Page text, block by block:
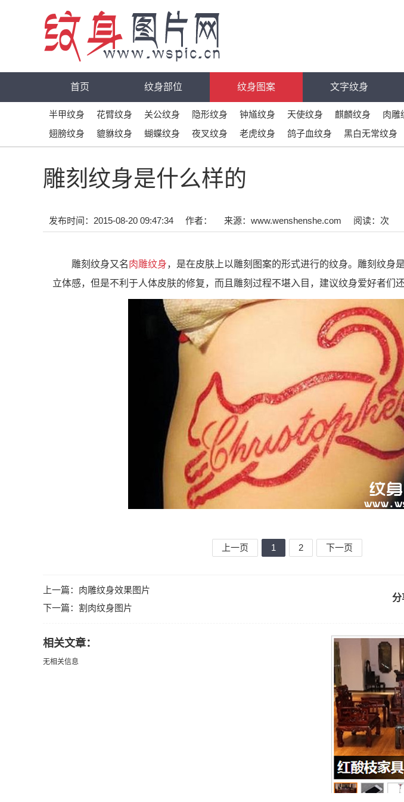
首页 纹身部位 纹身图案 文字纹身
半甲纹身 花臂纹身 关公纹身 隐形纹身 钟馗纹身 天使纹身 麒麟纹身 肉雕
翅膀纹身
貔貅纹身 蝴蝶纹身 夜叉纹身 老虎纹身 鸽子血纹身 黑白无常纹身
雕刻纹身是什么样的
发布时间：2015-08-20 09:47:34 作者： 来源： www.wenshenshe.com 阅读： 次
雕刻纹身又名肉雕纹身，是在皮肤上以雕刻图案的形式进行的纹身。雕刻纹身
立体感，但是不利于人体皮肤的修复，而且雕刻过程不堪入目，建议纹身爱好者们还
上一页 1 2 下一页
上一篇： 肉雕纹身效果图片
下一篇： 割肉纹身图片
分
相关文章：
无相关信息